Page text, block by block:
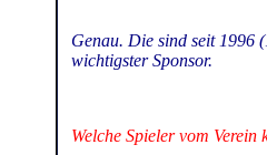
Genau. Die sind seit 1996
wichtigster Sponsor.
Welche Spieler vom Verein